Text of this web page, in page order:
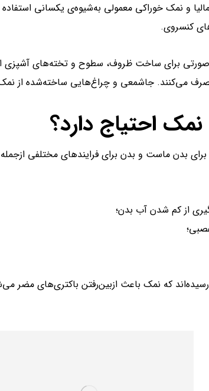
و نمک خوراکی معمولی به‌شیوه‌‌ی یکسانی
کنسروی.
برای ساخت ظروف، سطوح و تخته‌های آشپزی
می‌کنند. جاشمعی و چراغ‌‌هایی ساخته‌شده از
احتیاج دارد؟
بدن ماست و بدن برای فرایند‌های مختلفی ازجمله
از کم شدن آب بدن؛
رسیده‌اند که نمک باعث ازبین‌رفتن باکتری‌های مضر